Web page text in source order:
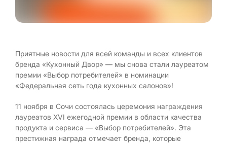
Приятные новости для всей команды и всех клиентов
бренда «Кухонный Двор» — мы снова стали лауреатом
премии «Выбор потребителей» в номинации
«Федеральная сеть года кухонных салонов»!
11 ноября в Сочи состоялась церемония награждения
лауреатов XVI ежегодной премии в области качества
продукта и сервиса — «Выбор потребителей». Эта
престижная награда отмечает бренда, которые